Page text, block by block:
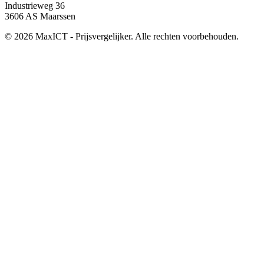
Industrieweg 36
3606 AS Maarssen
© 2026 MaxICT - Prijsvergelijker. Alle rechten voorbehouden.